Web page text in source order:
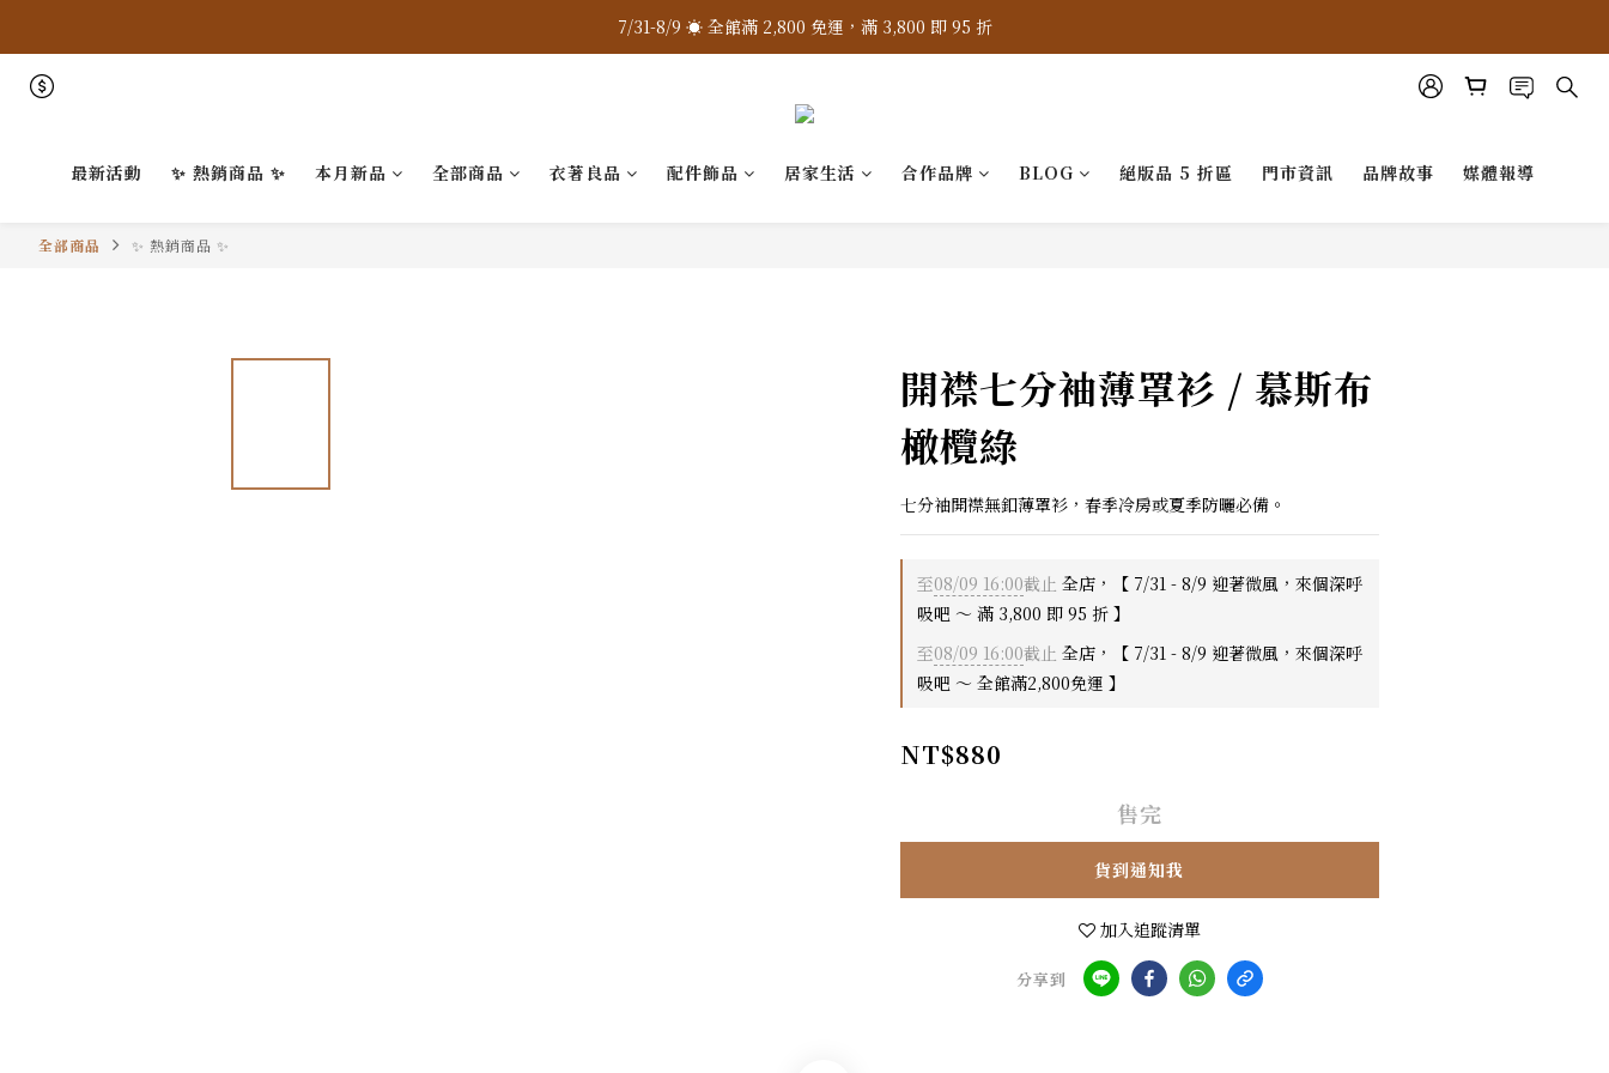
7/31-8/9 ☀️ 全館滿 2,800 免運，滿 3,800 即 95 折
7/31-8/9 ☀️ 全館滿 2,800 免運，滿 3,800 即 95 折
7/31-8/9 ☀️ 全館滿 2,800 免運，滿 3,800 即 95 折
最新活動 ✨ 熱銷商品 ✨ 本月新品 全部商品 衣著良品 配件飾品 居家生活 合作品牌 BLOG 絕版品 5 折區 門市資訊 品牌故事 媒體報導
全部商品 ✨ 熱銷商品 ✨
開襟七分袖薄罩衫 / 慕斯布
橄欖綠
七分袖開襟無釦薄罩衫，春季冷房或夏季防曬必備。
至08/09 16:00截止 全店，【 7/31 - 8/9 迎著微風，來個深呼
吸吧 ～ 滿 3,800 即 95 折 】
至08/09 16:00截止 全店，【 7/31 - 8/9 迎著微風，來個深呼
吸吧 ～ 全館滿2,800免運 】
NT$880
售完
貨到通知我
加入追蹤清單
分享到